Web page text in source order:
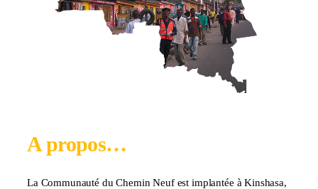
A propos…
La Communauté du Chemin Neuf est implantée à Kinshasa,